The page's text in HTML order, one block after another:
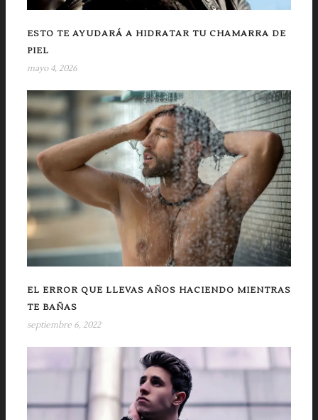
ESTO TE AYUDARÁ A HIDRATAR TU CHAMARRA DE
PIEL
mayo 4, 2026
EL ERROR QUE LLEVAS AÑOS HACIENDO MIENTRAS
TE BAÑAS
septiembre 6, 2022